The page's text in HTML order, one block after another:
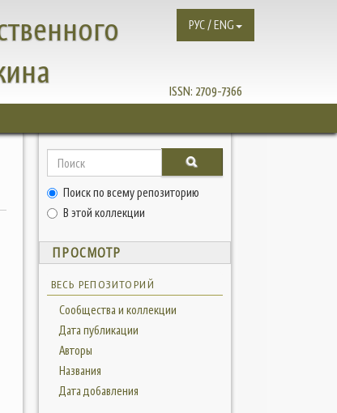
ISSN: 2709-7366
РУС / ENG
Поиск по всему репозиторию
В этой коллекции
ПРОСМОТР
ВЕСЬ РЕПОЗИТОРИЙ
Сообщества и коллекции
Дата публикации
Авторы
Названия
Дата добавления